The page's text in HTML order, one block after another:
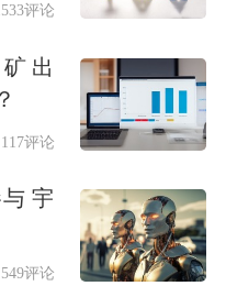
2025年3月23日
金相关业务需取
的评估结果。显
）到C3（平衡
受能力的要求而
品的风险等级定
评论
出
117评论
宇
549评论